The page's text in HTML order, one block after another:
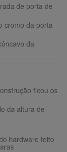
de porta de
cromo da porta
da
ficou os
da altura de
hardware feito